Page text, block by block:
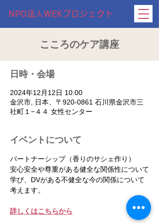
NPO法人WEKプロジェクト
こころのケア講座
日時・会場
2024年12月12日 10:00
金沢市, 日本、〒920-0861 石川県金沢市三
社町１−４４ 女性センター
イベントについて
パートナーシップ（香りのサシェ作り）
安心安全や尊重がある健全な関係性について
学び、DVがある不健全な今の関係について
考えます。
詳しくはこちらから